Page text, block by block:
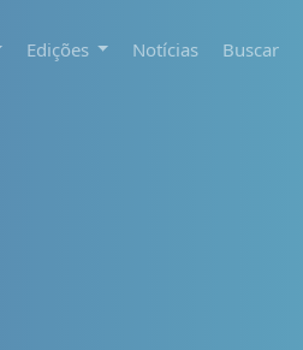
Edições Notícias Buscar